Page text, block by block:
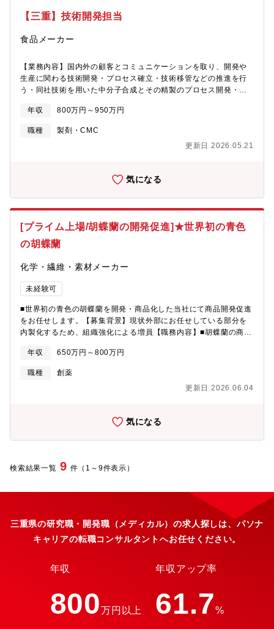
【三重】技術開発担当
食品メーカー
【業務内容】国内外の顧客とコミュニケーションを取り、開発や
生産に関わる技術開発・プロセス確立・技術移管などの推進を行
う・同社技術を用いた中分子合成とその精製のプロセス開発・ス
託先CDMOとの連携を図り、技術や製造をリードする
年収 800万円～950万円
職種
製剤・CMC
更新日 2026.05.21
気になる
[プライム上場/胡蝶蘭の開発促進]★世界初の青色
の胡蝶蘭
化学・繊維・素材メーカー
未経験可
■世界初の青色の胡蝶蘭を開発・商品化した当社にて商品開発促進
をお任せします。【募集背景】現状外部にお任せしている部分を
内製化するため、組織強化による増員【職務内容】■胡蝶蘭の商業
備の運営管理■メンバーの統率、指導■胡蝶蘭の新品種開発（育
種）■研究部門、営業部門と連携した、新品種開発および商業生産
の管理※外部生産設備や委託先等への生産指導、技術研修のため
の出張の機会有【企業魅力】残業時間は10～30時間、年間休日が
国内では海外輸出高TOPと有機・無機分野の両軸で事業を展開！■
年収 650万円～800万円
職種
創薬
更新日 2026.06.04
気になる
検索結果一覧 9 件（1～9件表示）
三重県の研究職・開発職（メディカル）の求人探しは、パソナ
キャリアの転職コンサルタントへお任せください。
年収
800万円以上
年収アップ率
61.7%